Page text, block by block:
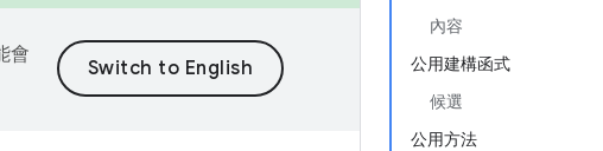
內容
公用建構函式
候選
公用方法
會